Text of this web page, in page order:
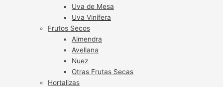
Uva de Mesa
Uva Vinífera
Frutos Secos
Almendra
Avellana
Nuez
Otras Frutas Secas
Hortalizas